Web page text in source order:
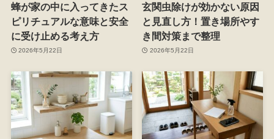
蜂が家の中に入ってきたス
ピリチュアルな意味と安全
に受け止める考え方
2026年5月22日
玄関虫除けが効かない原因
と見直し方！置き場所やす
き間対策まで整理
2026年5月22日